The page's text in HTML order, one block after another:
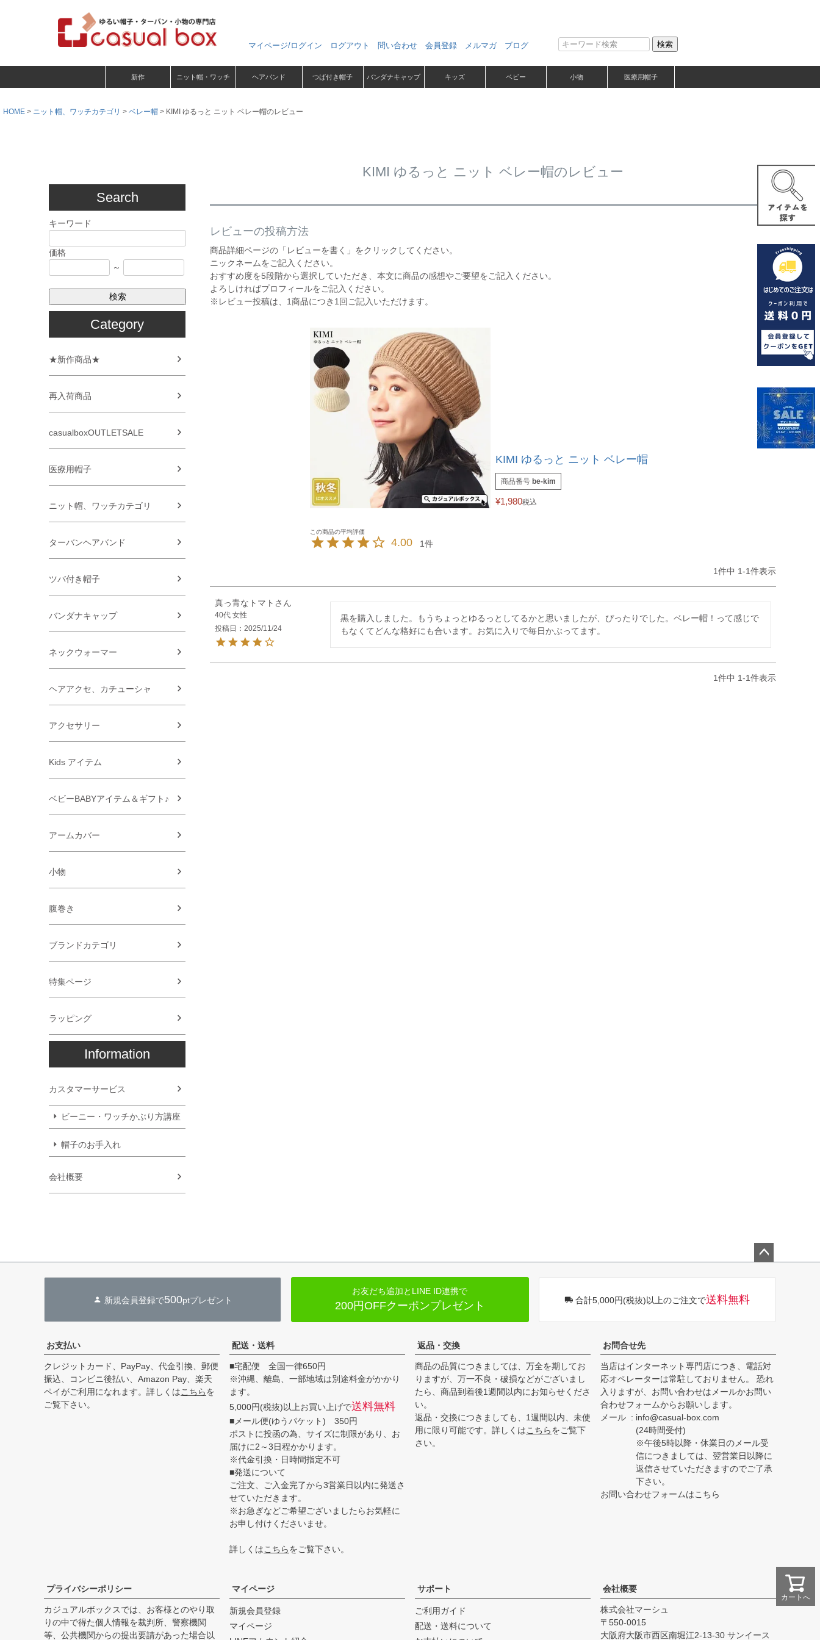
マイページ/ログイン ログアウト 問い合わせ 会員登録 メルマガ ブログ 検索
カートへ
新作 ニット帽・ワッチ ヘアバンド つば付き帽子 バンダナキャップ キッズ ベビー 小物 医療用帽子
HOME ニット帽、ワッチカテゴリ ベレー帽 KIMI ゆるっと ニット ベレー帽のレビュー
Search
キーワード
価格
～
検索
Category
★新作商品★
再入荷商品
casualboxOUTLETSALE
医療用帽子
ニット帽、ワッチカテゴリ
ターバンヘアバンド
ツバ付き帽子
バンダナキャップ
ネックウォーマー
ヘアアクセ、カチューシャ
アクセサリー
Kids アイテム
ベビーBABYアイテム＆ギフト♪
アームカバー
小物
腹巻き
ブランドカテゴリ
特集ページ
ラッピング
Information
カスタマーサービス
ビーニー・ワッチかぶり方講座
帽子のお手入れ
会社概要
KIMI ゆるっと ニット ベレー帽のレビュー
レビューの投稿方法
商品詳細ページの「レビューを書く」をクリックしてください。
ニックネームをご記入ください。
おすすめ度を5段階から選択していただき、本文に商品の感想やご要望をご記入ください。
よろしければプロフィールをご記入ください。
※レビュー投稿は、1商品につき1回ご記入いただけます。
KIMI ゆるっと ニット ベレー帽
商品番号 be-kim
¥1,980税込
4.00 1
1件中 1-1件表示
真っ青なトマト
40代 女性
投稿日
2025/11/24
黒を購入しました。もうちょっとゆるっとしてるかと思いましたが、ぴったりでした。ベレー帽！って感じで
もなくてどんな格好にも合います。お気に入りで毎日かぶってます。
1件中 1-1件表示
新規会員登録で500ptプレゼント
お友だち追加とLINE ID連携で
200円OFFクーポンプレゼント 合計5,000円(税抜)以上のご注文で送料無料
お支払い
クレジットカード、PayPay、代金引換、郵便
振込、コンビニ後払い、Amazon Pay、楽天
ペイがご利用になれます。詳しくはこちらを
ご覧下さい。
配送・送料
■宅配便 全国一律650円
※沖縄、離島、一部地域は別途料金がかかり
ます。
5,000円(税抜)以上お買い上げで送料無料
■メール便(ゆうパケット) 350円
ポストに投函の為、サイズに制限があり、お
届けに2～3日程かかります。
※代金引換・日時間指定不可
■発送について
ご注文、ご入金完了から3営業日以内に発送さ
せていただきます。
※お急ぎなどご希望ございましたらお気軽に
お申し付けくださいませ。
詳しくはこちらをご覧下さい。
返品・交換
商品の品質につきましては、万全を期してお
りますが、万一不良・破損などがございまし
たら、商品到着後1週間以内にお知らせくださ
い。
返品・交換につきましても、1週間以内、未使
用に限り可能です。詳しくはこちらをご覧下
さい。
お問合せ先
当店はインターネット専門店につき、電話対
応オペレーターは常駐しておりません。 恐れ
入りますが、お問い合わせはメールかお問い
合わせフォームからお願いします。
メール
info@casual-box.com
(24時間受付)
※午後5時以降・休業日のメール受
信につきましては、翌営業日以降に
返信させていただきますのでご了承
下さい。
お問い合わせフォームはこちら
プライバシーポリシー
カジュアルボックスでは、お客様とのやり取
りの中で得た個人情報を裁判所、警察機関
等、公共機関からの提出要請があった場合以
マイページ
新規会員登録
マイページ
サポート
ご利用ガイド
配送・送料について
会社概要
株式会社マーシュ
550-0015
大阪府大阪市西区南堀江2-13-30 サンイース